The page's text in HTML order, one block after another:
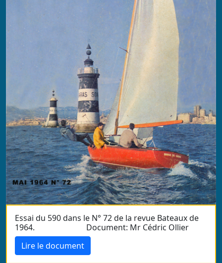
Essai du 590 dans le N° 72 de la revue Bateaux de
1964. Document: Mr Cédric Ollier
Lire le document